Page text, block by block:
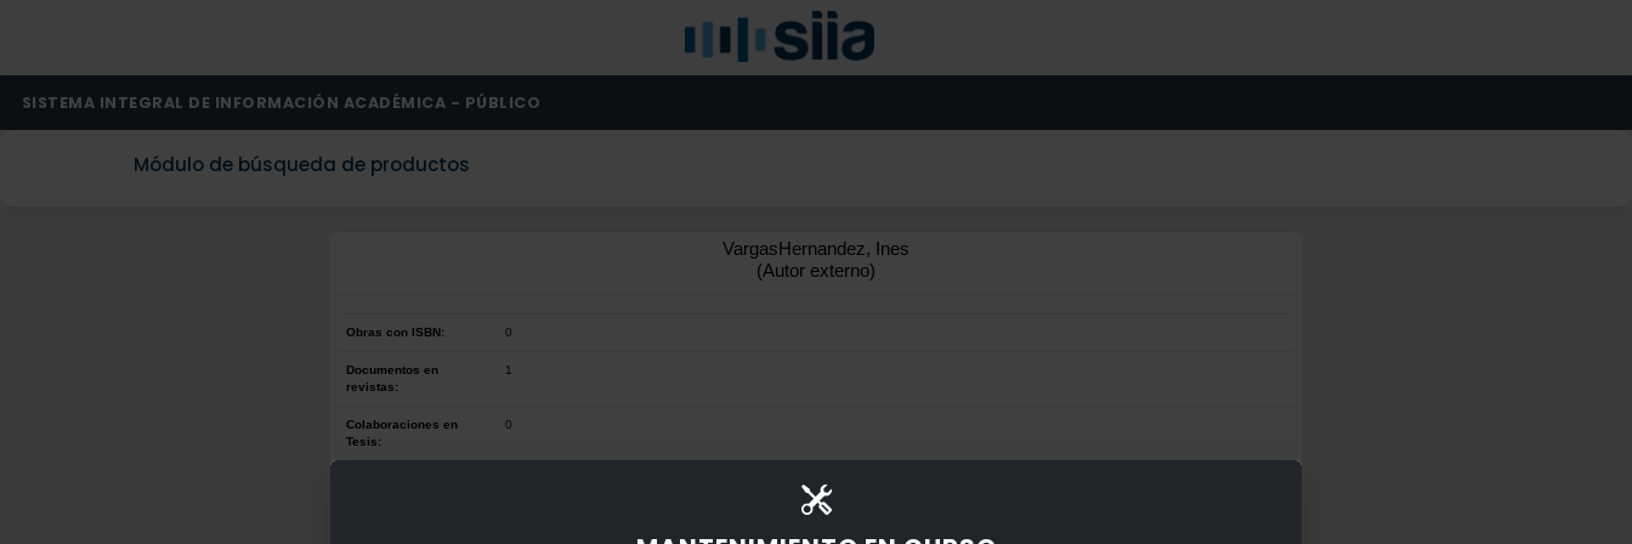
SISTEMA INTEGRAL DE INFORMACIÓN ACADÉMICA - PÚBLICO
Módulo de búsqueda de productos
VargasHernandez, Ines
(Autor externo)
Obras con ISBN: 0
Documentos en
revistas:
1
Colaboraciones en
Tesis:
0